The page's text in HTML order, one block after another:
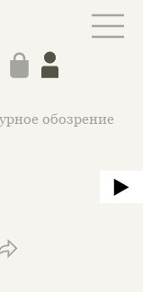
обозрение